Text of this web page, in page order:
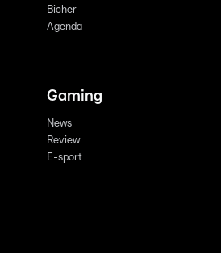
Bicher
Agenda
Gaming
News
Review
E-sport